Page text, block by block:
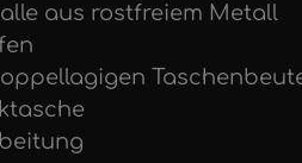
aus rostfreiem Metall